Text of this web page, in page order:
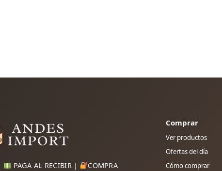
PAGA AL RECIBIR |
COMPRA
Comprar
Ver productos
Ofertas del día
Cómo comprar